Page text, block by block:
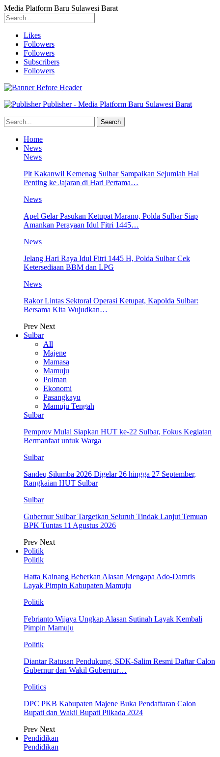
Media Platform Baru Sulawesi Barat
Likes
Followers
Followers
Subscribers
Followers
Publisher - Media Platform Baru Sulawesi Barat
Home
News
News
Plt Kakanwil Kemenag Sulbar Sampaikan Sejumlah Hal
Penting ke Jajaran di Hari Pertama…
News
Apel Gelar Pasukan Ketupat Marano, Polda Sulbar Siap
Amankan Perayaan Idul Fitri 1445…
News
Jelang Hari Raya Idul Fitri 1445 H, Polda Sulbar Cek
Ketersediaan BBM dan LPG
News
Rakor Lintas Sektoral Operasi Ketupat, Kapolda Sulbar:
Bersama Kita Wujudkan…
Prev Next
Sulbar
All
Majene
Mamasa
Mamuju
Polman
Ekonomi
Pasangkayu
Mamuju Tengah
Sulbar
Pemprov Mulai Siapkan HUT ke-22 Sulbar, Fokus Kegiatan
Bermanfaat untuk Warga
Sulbar
Sandeq Silumba 2026 Digelar 26 hingga 27 September,
Rangkaian HUT Sulbar
Sulbar
Gubernur Sulbar Targetkan Seluruh Tindak Lanjut Temuan
BPK Tuntas 11 Agustus 2026
Prev Next
Politik
Politik
Hatta Kainang Beberkan Alasan Mengapa Ado-Damris
Layak Pimpin Kabupaten Mamuju
Politik
Febrianto Wijaya Ungkap Alasan Sutinah Layak Kembali
Pimpin Mamuju
Politik
Diantar Ratusan Pendukung, SDK-Salim Resmi Daftar Calon
Gubernur dan Wakil Gubernur…
Politics
DPC PKB Kabupaten Majene Buka Pendaftaran Calon
Bupati dan Wakil Bupati Pilkada 2024
Prev Next
Pendidikan
Pendidikan